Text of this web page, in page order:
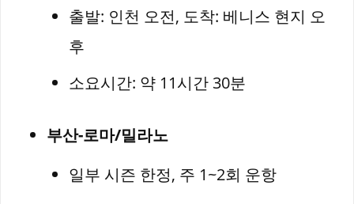
출발: 인천 오전, 도착: 베니스 현지 오
후
소요시간: 약 11시간 30분
부산-로마/밀라노
일부 시즌 한정, 주 1~2회 운항